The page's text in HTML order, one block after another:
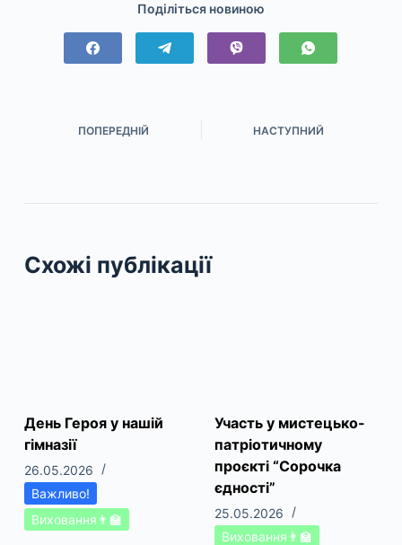
Поділіться новиною
ПОПЕРЕДНІЙ НАСТУПНИЙ
Схожі публікації
День Героя у нашій
гімназії
26.05.2026
Важливо!
Виховання👨‍🏫
Участь у мистецько-
патріотичному
проєкті “Сорочка
єдності”
25.05.2026
Виховання👨‍🏫